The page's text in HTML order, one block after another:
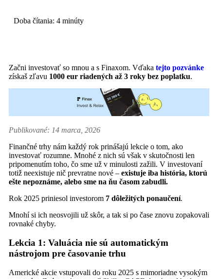
Doba čítania: 4 minúty
Začni investovať so mnou a s Finaxom. Vďaka tejto pozvánke
získaš zľavu 1000 eur riadených až 3 roky bez poplatku.
Publikované: 14 marca, 2026
Finančné trhy nám každý rok prinášajú lekcie o tom, ako
investovať rozumne. Mnohé z nich sú však v skutočnosti len
pripomenutím toho, čo sme už v minulosti zažili. V investovaní
totiž neexistuje nič prevratne nové – existuje iba história, ktorú
ešte nepoznáme, alebo sme na ňu časom zabudli.
Rok 2025 priniesol investorom 7 dôležitých ponaučení.
Mnohí si ich neosvojili už skôr, a tak si po čase znovu zopakovali
rovnaké chyby.
Lekcia 1: Valuácia nie sú automatickým
nástrojom pre časovanie trhu
Americké akcie vstupovali do roku 2025 s mimoriadne vysokým